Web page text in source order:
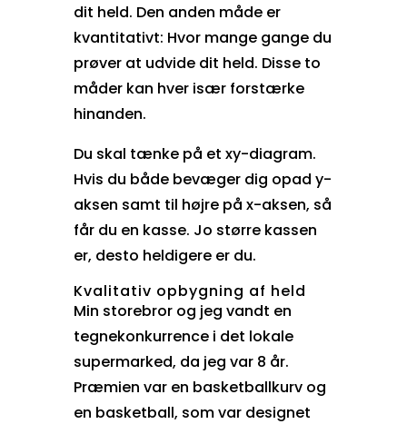
dit held. Den anden måde er
kvantitativt: Hvor mange gange du
prøver at udvide dit held. Disse to
måder kan hver især forstærke
hinanden.
Du skal tænke på et xy-diagram.
Hvis du både bevæger dig opad y-
aksen samt til højre på x-aksen, så
får du en kasse. Jo større kassen
er, desto heldigere er du.
Kvalitativ opbygning af held
Min storebror og jeg vandt en
tegnekonkurrence i det lokale
supermarked, da jeg var 8 år.
Præmien var en basketballkurv og
en basketball, som var designet